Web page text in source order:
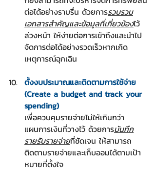
ต่อได้อย่างราบรื่น ด้วยการรวบรวม
เอกสารสำคัญและข้อมูลที่เกี่ยวข้องไว้
ล่วงหน้า ให้ง่ายต่อการเข้าถึงและนำไป
จัดการต่อได้อย่างรวดเร็วหากเกิด
เหตุการณ์ฉุกเฉิน
ตั้งงบประมาณและติดตามการใช้จ่าย
(Create a budget and track your
spending)
เพื่อควบคุมรายจ่ายไม่ให้เกินกว่า
แผนการเงินที่วางไว้ ด้วยการบันทึก
รายรับรายจ่ายที่ชัดเจน ให้สามารถ
ติดตามรายจ่ายและเก็บออมได้ตามเป้า
หมายที่ตั้งใจ